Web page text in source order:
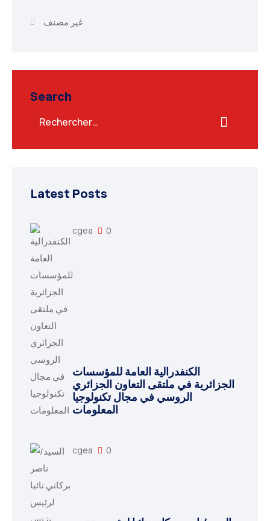
غير مصنف
Search
Latest Posts
cgea 0
الكنفدرالية العامة للمؤسسات
الجزائرية في ملتقى التعاون الجزائري
الروسي في مجال تكنولوجيا
المعلومات
cgea 0